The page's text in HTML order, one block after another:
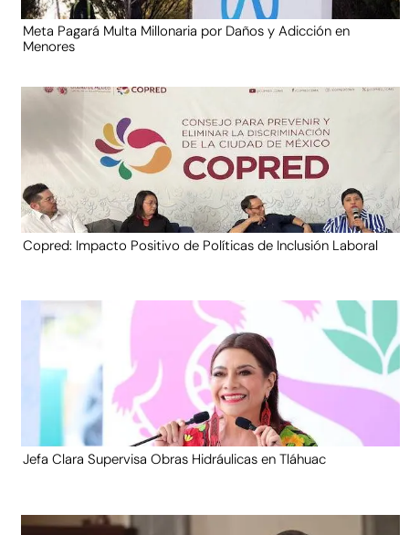
Meta Pagará Multa Millonaria por Daños y Adicción en
Menores
Copred: Impacto Positivo de Políticas de Inclusión Laboral
Jefa Clara Supervisa Obras Hidráulicas en Tláhuac